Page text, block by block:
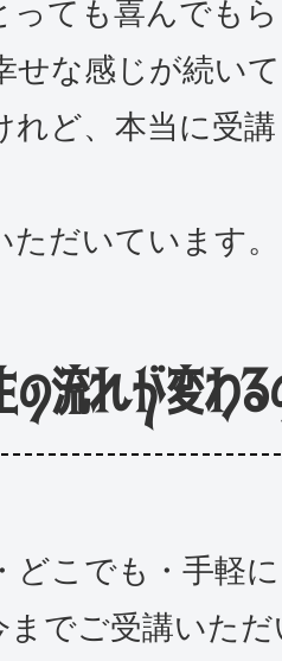
っても喜んでも
せな感じが続い
れど、本当に受
だいています。
の流れが変わ
どこでも・手軽
でご受講いた